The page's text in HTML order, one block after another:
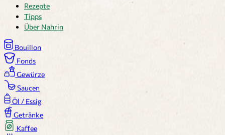
Rezepte
Tipps
Über Nahrin
Bouillon
Fonds
Gewürze
Saucen
Öl / Essig
Getränke
Kaffee